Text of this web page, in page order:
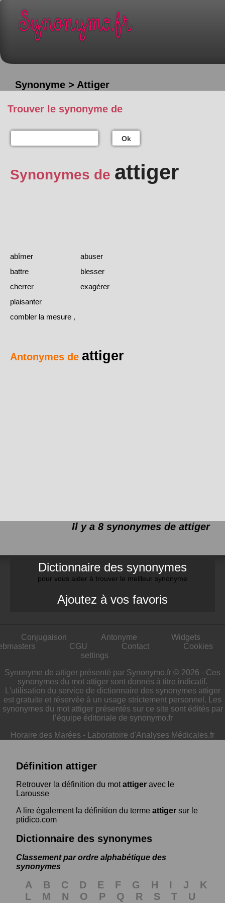
Synonyme > Attiger
Trouver le synonyme de
Ok
Synonymes de attiger
abîmer
abuser
battre
blesser
cherrer
exagérer
plaisanter
combler la mesure ,
Antonymes de attiger
Il y a 8 synonymes de attiger
Dictionnaire des synonymes
pour vous aider à trouver le meilleur synonyme
Ajoutez à vos favoris
Conjugaison Antonyme
Widgets
CGU Contact
Cookies
settings
Synonyme de attiger présenté par Synonymo.fr © 2026 - Ces
synonymes du mot attiger sont donnés à titre indicatif.
L'utilisation du service de dictionnaire des synonymes attiger
est gratuite et réservée à un usage strictement personnel. Les
synonymes du mot attiger présentés sur ce site sont édités par
l’équipe éditoriale de synonymo.fr
Horaire des Marées - Laboratoire d'Analyses Médicales.fr
Définition attiger
Retrouver la définition du motattiger avec le
Larousse
A lire également la définition du terme attiger sur le
ptidico.com
Dictionnaire des synonymes
Classement par ordre alphabétique des
synonymes
A B C D E F G H I J
K
L
M N O P Q R S T
U